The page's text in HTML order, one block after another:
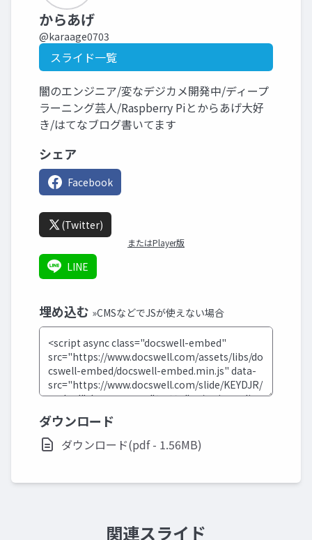
からあげ
@karaage0703
スライド一覧
闇のエンジニア/変なデジカメ開発中/ディープ
ラーニング芸人/Raspberry Piとからあげ大好
き/はてなブログ書いてます
シェア
Facebook
(Twitter)
またはPlayer版
LINE
埋め込む »CMSなどでJSが使えない場合
ダウンロード
ダウンロード(pdf - 1.56MB)
関連スライド